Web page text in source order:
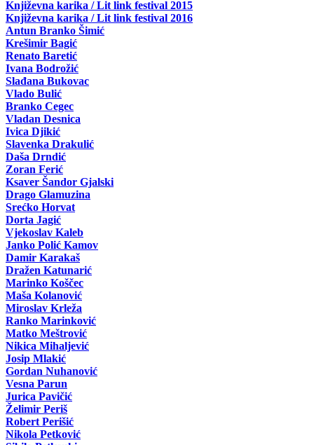
Književna karika / Lit link festival 2015
Književna karika / Lit link festival 2016
Antun Branko Šimić
Krešimir Bagić
Renato Baretić
Ivana Bodrožić
Slađana Bukovac
Vlado Bulić
Branko Cegec
Vladan Desnica
Ivica Djikić
Slavenka Drakulić
Daša Drndić
Zoran Ferić
Ksaver Šandor Gjalski
Drago Glamuzina
Srećko Horvat
Dorta Jagić
Vjekoslav Kaleb
Janko Polić Kamov
Damir Karakaš
Dražen Katunarić
Marinko Koščec
Maša Kolanović
Miroslav Krleža
Ranko Marinković
Matko Meštrović
Nikica Mihaljević
Josip Mlakić
Gordan Nuhanović
Vesna Parun
Jurica Pavičić
Želimir Periš
Robert Perišić
Nikola Petković